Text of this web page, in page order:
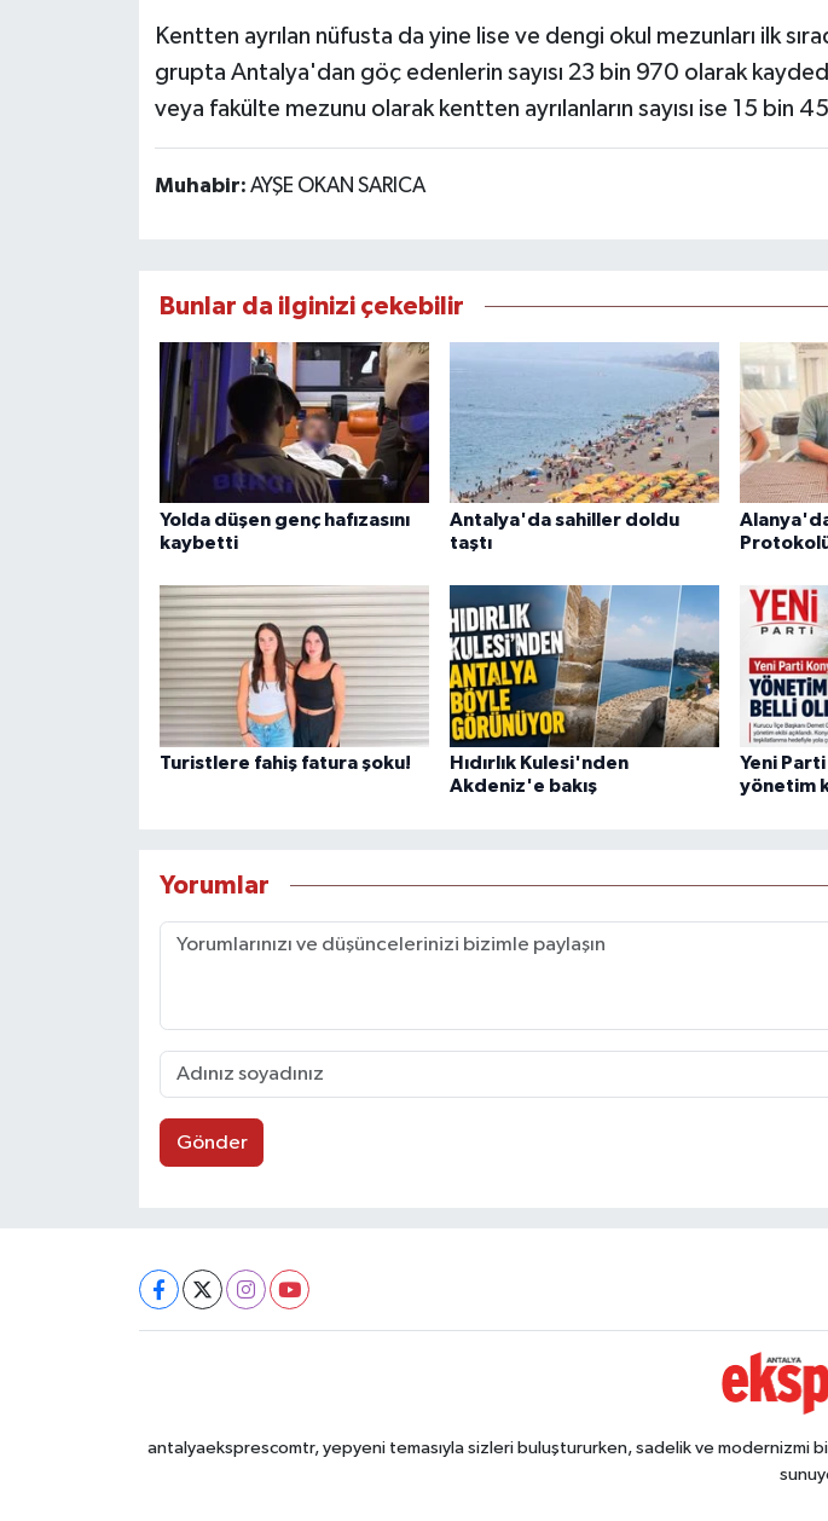
Kentten ayrılan nüfusta da yine lise ve dengi okul mezunları ilk
grupta Antalya'dan göç edenlerin sayısı 23 bin 970 olarak
veya fakülte mezunu olarak kentten ayrılanların sayısı ise 15 bin
Muhabir: AYŞE OKAN SARICA
Bunlar da ilginizi çekebilir
Yolda düşen genç hafızasını
kaybetti
Antalya'da sahiller doldu
taştı
Alanya'da
Turistlere fahiş fatura şoku!
Hıdırlık Kulesi'nden
Akdeniz'e bakış
Yeni
yönetim
Yorumlar
Gönder
antalyaeksprescomtr, yepyeni temasıyla sizleri buluştururken, sadelik ve modernizmi